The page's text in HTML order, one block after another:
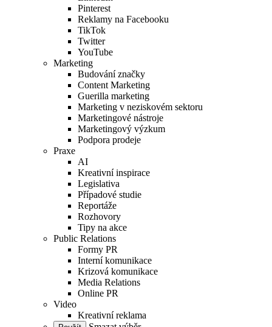
Pinterest
Reklamy na Facebooku
TikTok
Twitter
YouTube
Marketing
Budování značky
Content Marketing
Guerilla marketing
Marketing v neziskovém sektoru
Marketingové nástroje
Marketingový výzkum
Podpora prodeje
Praxe
AI
Kreativní inspirace
Legislativa
Případové studie
Reportáže
Rozhovory
Tipy na akce
Public Relations
Formy PR
Interní komunikace
Krizová komunikace
Media Relations
Online PR
Video
Kreativní reklama